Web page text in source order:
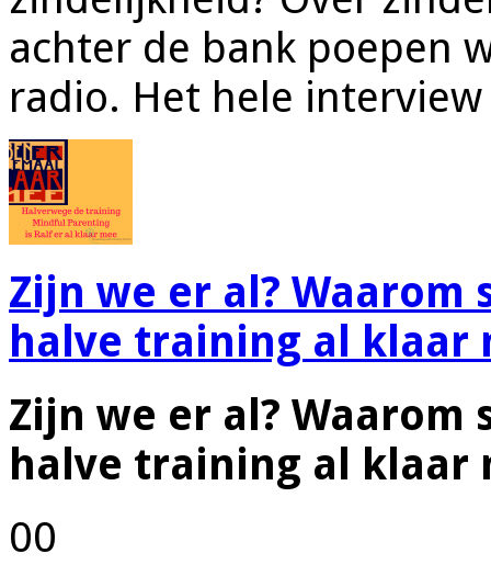
achter de bank poepen
radio. Het hele
Zijn we er al? Waarom
halve training al klaar
Zijn we er al? Waarom
halve training al klaar
00